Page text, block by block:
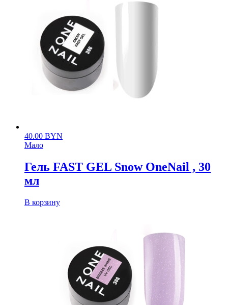
40.00 BYN
Мало
Гель FAST GEL Snow OneNail , 30
мл
В корзину